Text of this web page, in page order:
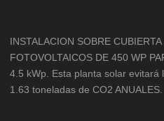
INSTALACION SOBRE
FOTOVOLTAICOS DE 450 WP
4.5 kWp. Esta planta solar evitará
1.63 toneladas de CO2 ANUALES.